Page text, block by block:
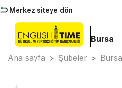
Merkez siteye dön
Bursa
Ana sayfa > Şubeler > Bursa